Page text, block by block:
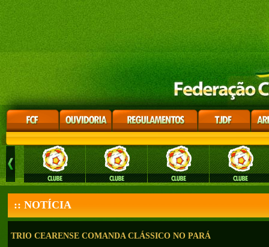
:: NOTÍCIA
TRIO CEARENSE COMANDA CLÁSSICO NO PARÁ